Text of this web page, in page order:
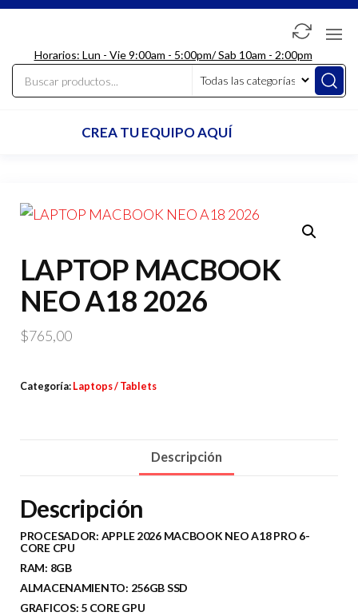
Saltar
contenido
LdcComputer
Horarios: Lun - Vie 9:00am - 5:00pm/ Sab 10am - 2:00pm
CREA TU EQUIPO AQUÍ
LAPTOP MACBOOK
NEO A18 2026
$765,00
Categoría: Laptops / Tablets
Descripción
Descripción
PROCESADOR: APPLE 2026 MACBOOK NEO A18 PRO 6-
CORE CPU
RAM: 8GB
ALMACENAMIENTO: 256GB SSD
GRAFICOS: 5 CORE GPU